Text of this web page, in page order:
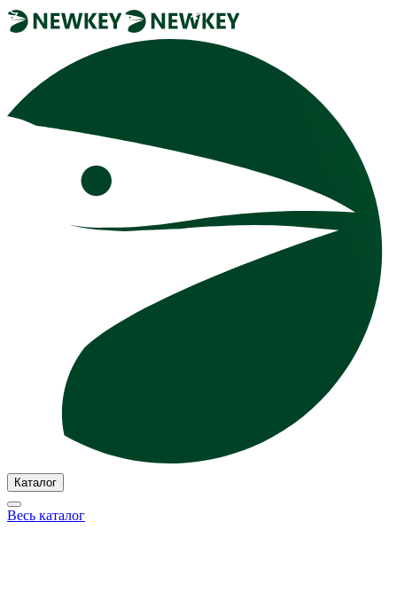
Каталог
Весь каталог